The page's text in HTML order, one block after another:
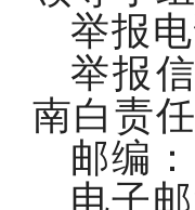
举报电
举报
南白责
邮编：
电子邮